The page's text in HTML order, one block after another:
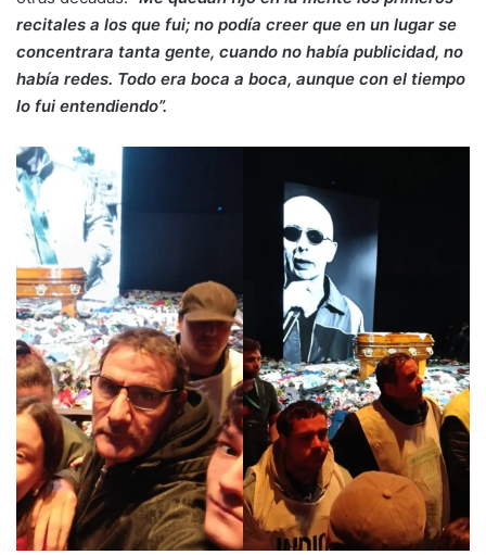
recitales a los que fui; no podía creer que en un lugar se
concentrara tanta gente, cuando no había publicidad, no
había redes. Todo era boca a boca, aunque con el tiempo
lo fui entendiendo”.